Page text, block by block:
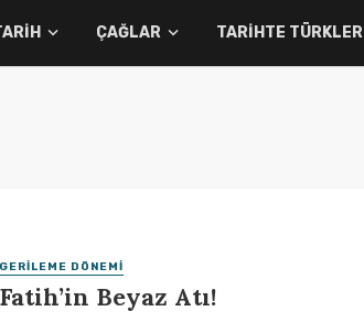
ÇAĞLAR TARIHTE TÜRKLER
GERILEME DÖNEMI
Fatih’in Beyaz Atı!